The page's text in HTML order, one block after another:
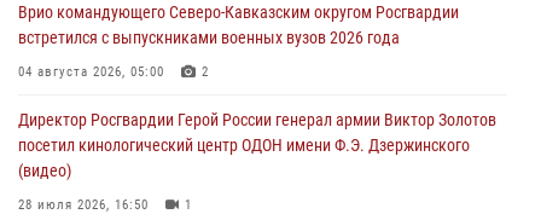
Росгвардейцы провели занятие по стрелковой подготовке для
воспитанников Центра детского, юношеского туризма и
краеведения Луганской Народной Республики
Врио командующего Северо-Кавказским округом Росгвардии
встретился с выпускниками военных вузов 2026 года
04 августа 2026, 05:00 2
Директор Росгвардии Герой России генерал армии Виктор Золотов
посетил кинологический центр ОДОН имени Ф.Э. Дзержинского
(видео)
28 июля 2026, 16:50 1